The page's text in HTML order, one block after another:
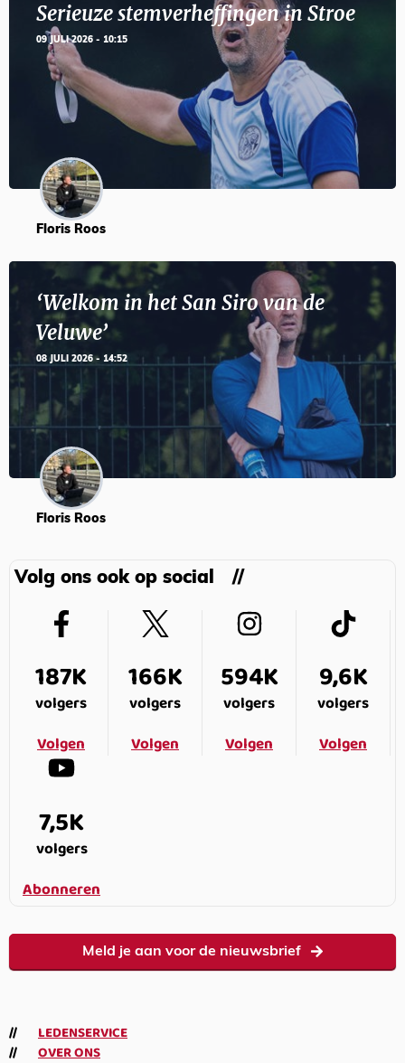
Serieuze stemverheffingen in Stroe
09 JULI 2026 - 10:15
Floris Roos
‘Welkom in het San Siro van de
Veluwe’
08 JULI 2026 - 14:52
Floris Roos
Volg ons ook op social
187K
volgers
Volgen
166K
volgers
Volgen
594K
volgers
Volgen
9,6K
volgers
Volgen
7,5K
volgers
Abonneren
Meld je aan voor de nieuwsbrief
LEDENSERVICE
OVER ONS